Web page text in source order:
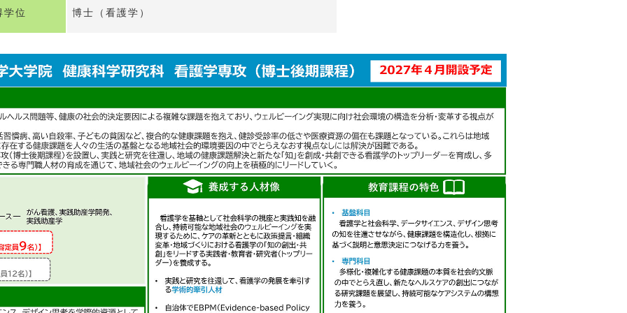
学位 博士（看護学）